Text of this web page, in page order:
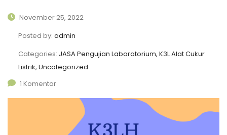
November 25, 2022
Posted by: admin
Categories: JASA Pengujian Laboratorium, K3L Alat Cukur
Listrik, Uncategorized
1 Komentar